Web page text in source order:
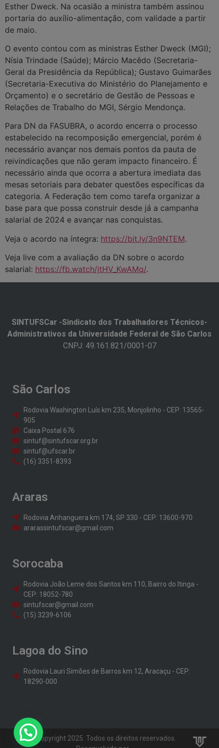
Esther Dweck. Na ocasião a ministra também assinou
portaria do auxílio-alimentação, com validade a partir
de maio.
O evento contou com as ministras Esther Dweck (MGI);
Nísia Trindade (Saúde); Márcio Macêdo (Secretaria-
Geral da Presidência da República); Gustavo Guimarães
(Secretaria-Executiva do Ministério do Planejamento e
Orçamento) e o secretário de Gestão de Pessoas e
Relações de Trabalho do MGI, Sérgio Mendonça.
Para DN da FASUBRA, o acordo encerra o processo
estabelecido na recomposição emergencial, porém é
necessário avançar nos demais pontos da pauta de
reivindicações que não geram impacto financeiro. É
necessário ainda que ocorra a abertura imediata das
mesas setoriais para debater questões específicas da
categoria. A Federação tem como tarefa organizar a
base para que possa construir desde já a campanha
salarial de 2024 e avançar nas conquistas.
Veja o acordo na íntegra: https://bit.ly/3n9NTEM.
Veja live com a avaliação da DN sobre o acordo
salarial: https://fb.watch/jtHV_KwAMq/.
SINTUFSCar -Sindicato dos Trabalhadores Técnicos-
Administrativos da Universidade Federal de São Carlos​
CNPJ: 49.161.821/0001-07
São Carlos
Rodovia Washington Luís km 235, Monjolinho - CEP: 13565-
905
Caixa Postal 676
sintuf@sintufscar.org.br
sintuf@ufscar.br
(16) 3351-8393
Araras
Rodovia Anhanguera km 174, SP 330 - CEP: 13600-970
ararassintufscar@gmail.com
Sorocaba
Rodovia João Leme dos Santos km 110, Bairro do Itinga -
CEP: 18052-780
sintufscar@gmail.com
(15) 3239-6106
Lagoa do Sino
Rodovia Lauri Simões de Barros km 12, Aracaçu - CEP:
18290-000
© Copyright 2025. Todos os direitos reservados.